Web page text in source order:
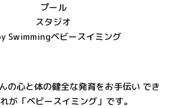
プール
スタジオ
Swimmingベビースイミング
の心と体の健全な発育をお手伝い でき
が「ベビースイミング」です。